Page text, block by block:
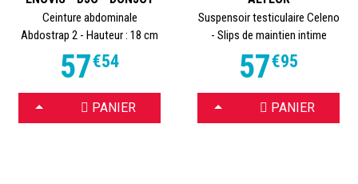
Ceinture abdominale
Abdostrap 2 - Hauteur : 18 cm
57€54
CHOISIR PANIER
Suspensoir testiculaire Celeno
- Slips de maintien intime
57€95
CHOISIR PANIER